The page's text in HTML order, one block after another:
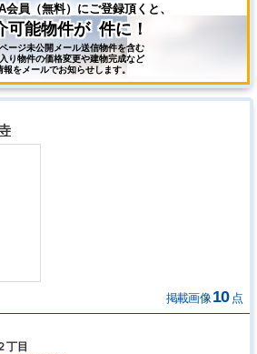
会員（無料）にご登録頂くと、
可能物件が 件に！
ージ未公開メール送信物件を含む
り物件の価格変更や建物完成など
報をメールでお知らせします。
掲載画像 10 点
丁目